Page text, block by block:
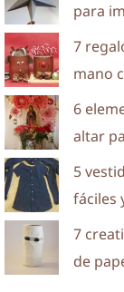
para
7
mano
6
altar
5
fáciles
7
de